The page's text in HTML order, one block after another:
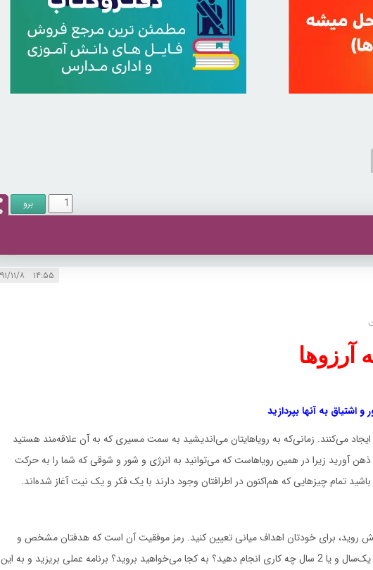
۱۴:۵۵ ۱۳۹۱/۱۱/۸
می‌کنند. زمانی‌که به رویاهایتان می‌اندیشید به سمت مسیری که به آن علاقه‌مند هستید
در ذهن آورید زیرا در همین رویاهاست که می‌توانید به انرژی و شور و شوقی که شما را به حرکت
تمام چیزهایی که هم‌اکنون در اطرافتان وجود دارند با یک فکر و یک نیت آغاز شده‌اند.
روید، برای خودتان اهداف میانی تعیین کنید. رمز موفقیت آن است که هدفتان مشخص و
ملموس باشد. می‌خواهید بعد از 6 ماه، یک‌سال و یا 2 سال چه کاری انجام دهید؟ به کجا می‌خواهید بروید؟ برنامه عملی بریزید و به این